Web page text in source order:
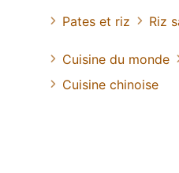
Pates et riz Riz
Cuisine du monde
Cuisine chinoise